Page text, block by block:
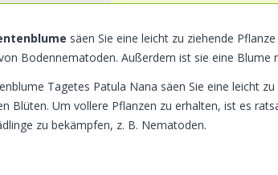
säen Sie eine leicht zu ziehende
Bodennematoden. Außerdem ist sie eine Blume
Tagetes Patula Nana säen Sie eine leicht
Blüten. Um vollere Pflanzen zu erhalten, ist es
zu bekämpfen, z. B. Nematoden.